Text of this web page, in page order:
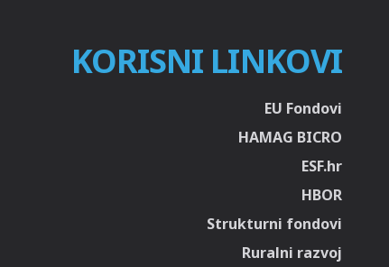
KORISNI LINKOVI
EU Fondovi
HAMAG BICRO
ESF.hr
HBOR
Strukturni fondovi
Ruralni razvoj